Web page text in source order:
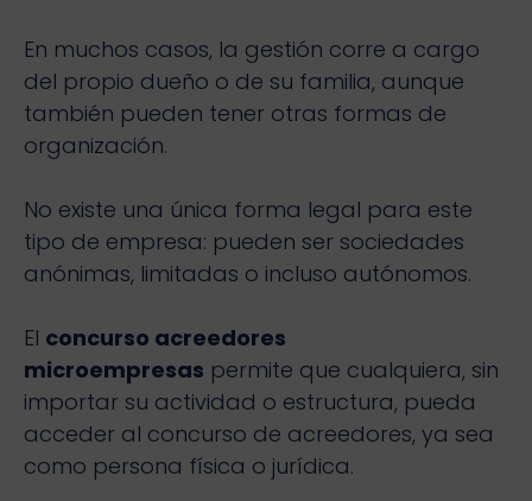
En muchos casos, la gestión corre a cargo
del propio dueño o de su familia, aunque
también pueden tener otras formas de
organización.
No existe una única forma legal para este
tipo de empresa: pueden ser sociedades
anónimas, limitadas o incluso autónomos.
El concurso acreedores
microempresas permite que cualquiera, sin
importar su actividad o estructura, pueda
acceder al concurso de acreedores, ya sea
como persona física o jurídica.